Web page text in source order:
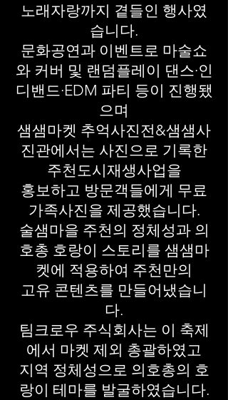
노래자랑까지 곁들인 행사였
습니다.
문화공연과 이벤트로 마술쇼
와 커버 및 랜덤플레이 댄스·인
디밴드·EDM 파티 등이 진행됐
으며
샘샘마켓 추억사진전&샘샘사
진관에서는 사진으로 기록한
주천도시재생사업을
홍보하고 방문객들에게 무료
가족사진을 제공했습니다.
술샘마을 주천의 정체성과 의
호총 호랑이 스토리를 샘샘마
켓에 적용하여 주천만의
고유 콘텐츠를 만들어냈습니
다.
팀크로우 주식회사는 이 축제
에서 마켓 제외 총괄하였고
지역 정체성으로 의호총의 호
랑이 테마를 발굴하였습니다.